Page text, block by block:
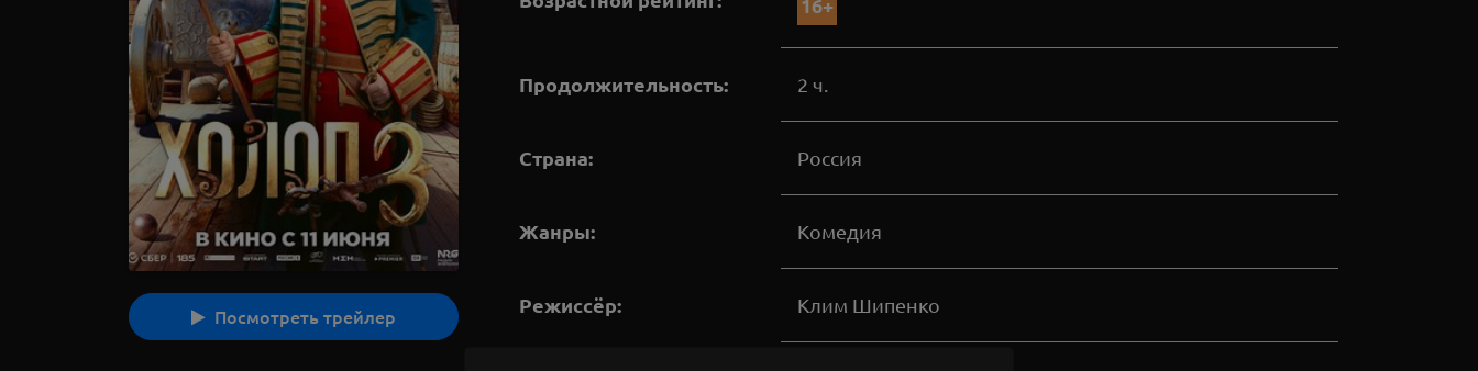
Посмотреть трейлер
16+
Продолжительность: 2 ч.
Страна: Россия
Жанры: Комедия
Режиссёр: Клим Шипенко